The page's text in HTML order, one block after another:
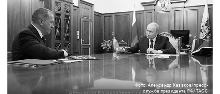
Фото: Александр Казаков/пресс-
служба президента РФ/ТАСС